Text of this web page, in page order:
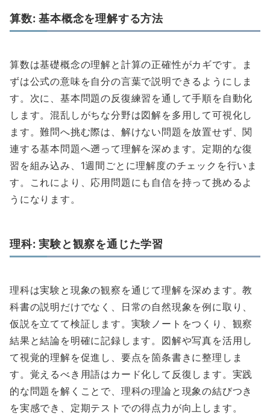
算数: 基本概念を理解する方法
算数は基礎概念の理解と計算の正確性がカギです。ま
ずは公式の意味を自分の言葉で説明できるようにしま
す。次に、基本問題の反復練習を通して手順を自動化
します。混乱しがちな分野は図解を多用して可視化し
ます。難問へ挑む際は、解けない問題を放置せず、関
連する基本問題へ遡って理解を深めます。定期的な復
習を組み込み、1週間ごとに理解度のチェックを行いま
す。これにより、応用問題にも自信を持って挑めるよ
うになります。
理科: 実験と観察を通じた学習
理科は実験と現象の観察を通じて理解を深めます。教
科書の説明だけでなく、日常の自然現象を例に取り、
仮説を立てて検証します。実験ノートをつくり、観察
結果と結論を明確に記録します。図解や写真を活用し
て視覚的理解を促進し、要点を箇条書きに整理しま
す。覚えるべき用語はカード化して反復します。実践
的な問題を解くことで、理科の理論と現象の結びつき
を実感でき、定期テストでの得点力が向上します。